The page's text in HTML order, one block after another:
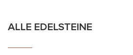
ALLE EDELSTEINE